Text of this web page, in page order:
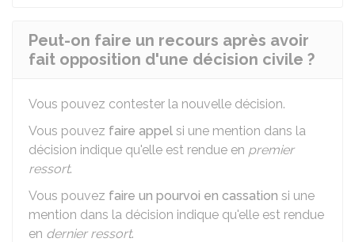
Peut-on faire un recours après avoir
fait opposition d'une décision civile ?
Vous pouvez contester la nouvelle décision.
Vous pouvez faire appel si une mention dans la
décision indique qu'elle est rendue en premier
ressort.
Vous pouvez faire un pourvoi en cassation si une
mention dans la décision indique qu'elle est rendue
en dernier ressort.